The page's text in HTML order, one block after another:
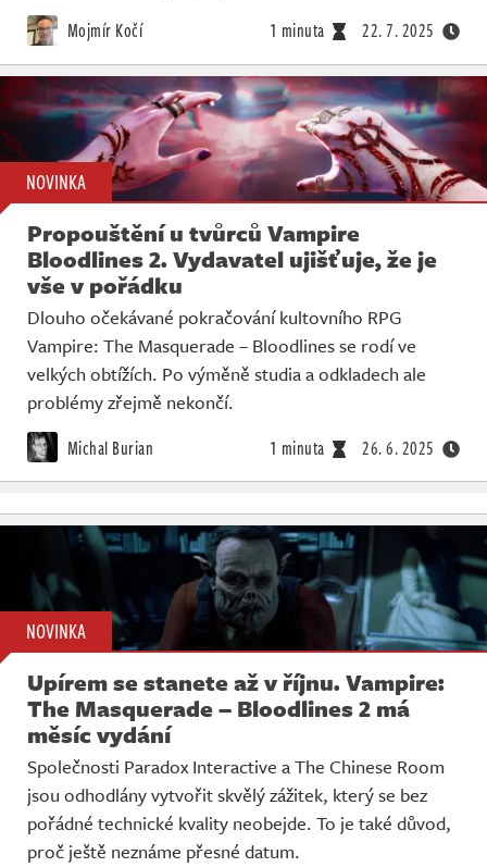
Mojmír Kočí 1 minuta 22. 7. 2025
NOVINKA
Propouštění u tvůrců Vampire
Bloodlines 2. Vydavatel ujišťuje, že je
vše v pořádku
Dlouho očekávané pokračování kultovního RPG
Vampire: The Masquerade – Bloodlines se rodí ve
velkých obtížích. Po výměně studia a odkladech ale
problémy zřejmě nekončí.
Michal Burian 1 minuta 26. 6. 2025
NOVINKA
Upírem se stanete až v říjnu. Vampire:
The Masquerade – Bloodlines 2 má
měsíc vydání
Společnosti Paradox Interactive a The Chinese Room
jsou odhodlány vytvořit skvělý zážitek, který se bez
pořádné technické kvality neobejde. To je také důvod,
proč ještě neznáme přesné datum.